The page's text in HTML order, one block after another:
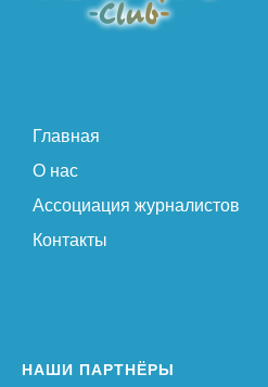
Главная
О нас
Ассоциация журналистов
Контакты
НАШИ ПАРТНЁРЫ